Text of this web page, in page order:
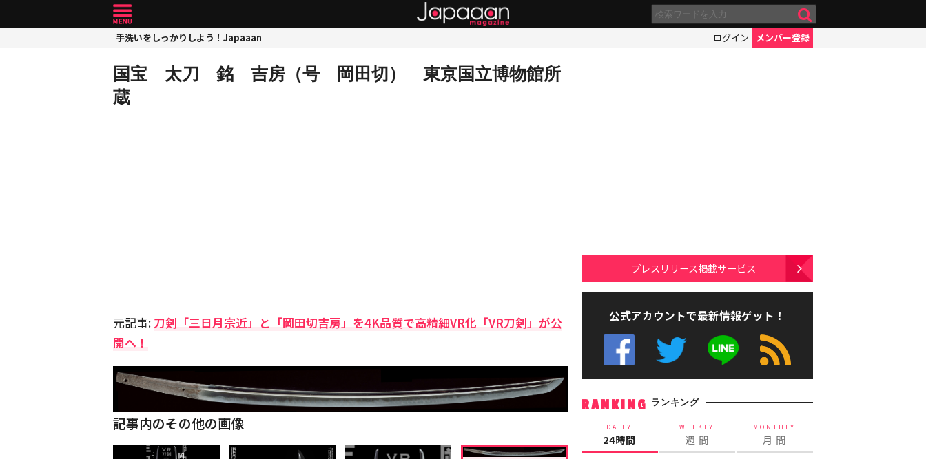
手洗いをしっかりしよう！Japaaan ログイン メンバー登録
国宝 太刀 銘 吉房（号 岡田切） 東京国立博物館所
蔵
元記事:刀剣「三日月宗近」と「岡田切吉房」を4K品質で高精細VR化「VR刀剣」が公
開へ！
記事内のその他の画像
プレスリリース掲載サービス
公式アカウントで最新情報ゲット！
RANKING ランキング
DAILY
24時間
WEEKLY
週 間
MONTHLY
月 間